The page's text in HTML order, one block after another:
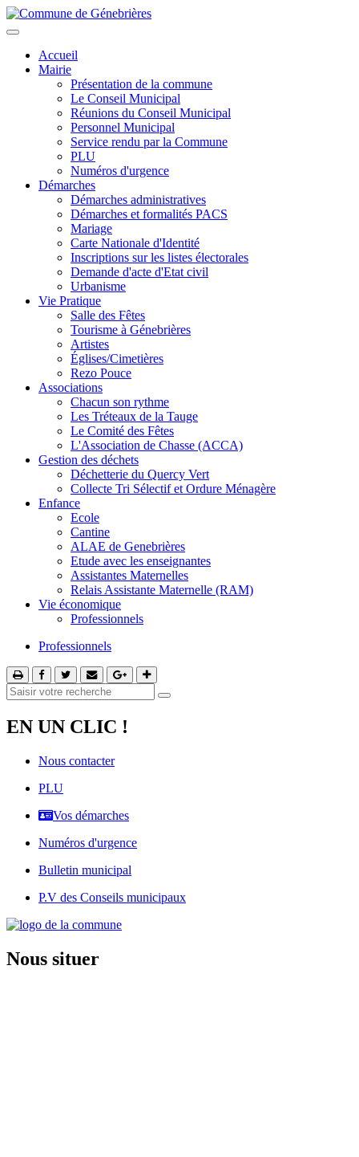
Aller
au
principal
Toggle
navigationAccueil
Mairie
Présentation de la commune
Le Conseil Municipal
Réunions du Conseil Municipal
Personnel Municipal
Service rendu par la Commune
PLU
Numéros d'urgence
Démarches
Démarches administratives
Démarches et formalités PACS
Mariage
Carte Nationale d'Identité
Inscriptions sur les listes électorales
Demande d'acte d'Etat civil
Urbanisme
Vie Pratique
Salle des Fêtes
Tourisme à Génebrières
Artistes
Églises/Cimetières
Rezo Pouce
Associations
Chacun son rythme
Les Tréteaux de la Tauge
Le Comité des Fêtes
L'Association de Chasse (ACCA)
Gestion des déchets
Déchetterie du Quercy Vert
Collecte Tri Sélectif et Ordure Ménagère
Enfance
Ecole
Cantine
ALAE de Genebrières
Etude avec les enseignantes
Assistantes Maternelles
Relais Assistante Maternelle (RAM)
Vie économique
Professionnels
Professionnels
EN UN CLIC !
Nous contacter
PLU
Vos démarches
Numéros d'urgence
Bulletin municipal
P.V des Conseils municipaux
Nous situer